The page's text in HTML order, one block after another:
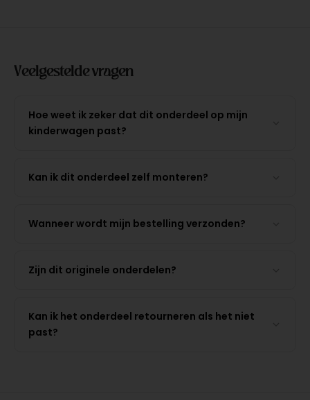
Veelgestelde vragen
Hoe weet ik zeker dat dit onderdeel op mijn
kinderwagen past?
Kan ik dit onderdeel zelf monteren?
Wanneer wordt mijn bestelling verzonden?
Zijn dit originele onderdelen?
Kan ik het onderdeel retourneren als het niet
past?